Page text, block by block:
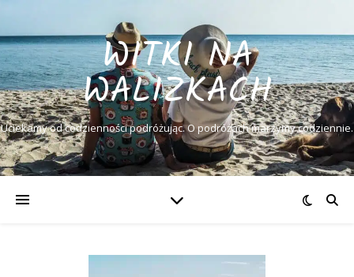
WITKI NA
WALIZKACH
Uciekamy od codzienności podróżując. O podróżach marzymy codziennie.